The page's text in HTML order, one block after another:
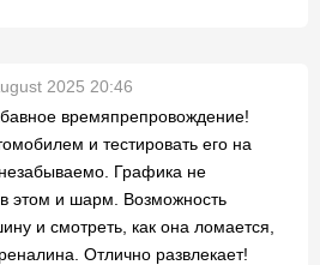
2025 20:46
времяпрепровождение!
и тестировать его на
Графика не
этом и шарм. Возможность
и смотреть, как она ломается,
Отлично развлекает!